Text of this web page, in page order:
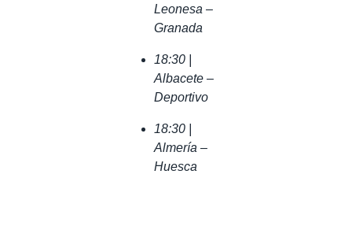
Leonesa –
Granada
18:30 |
Albacete –
Deportivo
18:30 |
Almería –
Huesca